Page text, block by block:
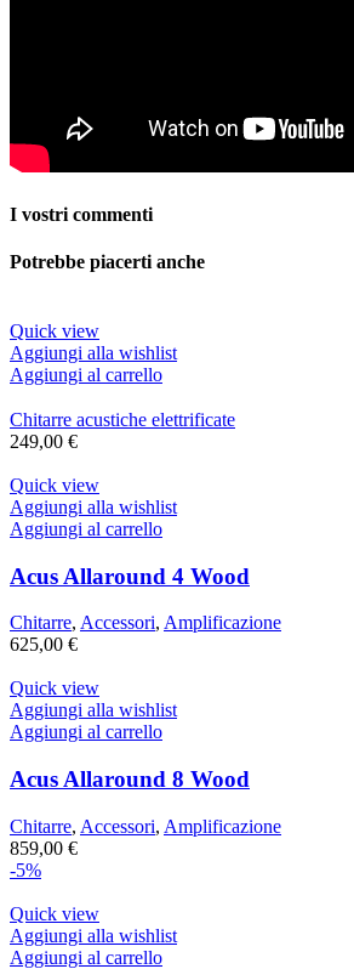
I vostri commenti
Potrebbe piacerti anche
Quick view
Aggiungi alla wishlist
Aggiungi al carrello
Chitarre acustiche elettrificate
249,00 €
Quick view
Aggiungi alla wishlist
Aggiungi al carrello
Acus Allaround 4 Wood
Chitarre, Accessori, Amplificazione
625,00 €
Quick view
Aggiungi alla wishlist
Aggiungi al carrello
Acus Allaround 8 Wood
Chitarre, Accessori, Amplificazione
859,00 €
-5%
Quick view
Aggiungi alla wishlist
Aggiungi al carrello